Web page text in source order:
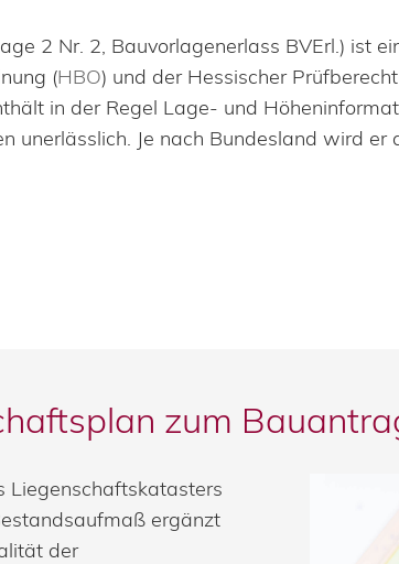
2 Nr. 2, Bauvorlagenerlass BVErl.) ist
(HBO) und der Hessischer
in der Regel Lage- und
unerlässlich. Je nach Bundesland wird
zum
Liegenschaftskatasters
ergänzt
der